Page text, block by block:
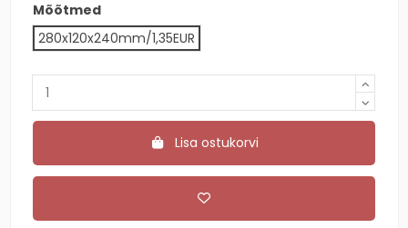
Mõõtmed
280x120x240mm/1,35EUR
Lisa ostukorvi